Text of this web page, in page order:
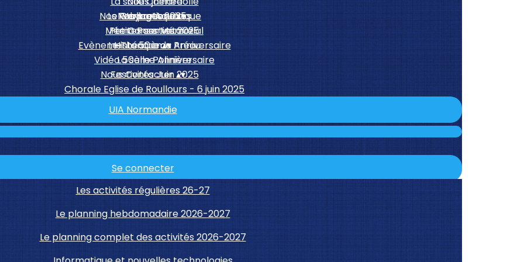
Le Centre Aquatique
Le Conservatoire
Le Théâtre du Préau
La salle Polinière
Nos partenaires
Mémo Pass Mémorial
Voyages 2025
Petites sorties 2025
Evènements 50ème Anniversaire
Vidéo 50ème Anniversaire
Festivités Juin 2025
Chorale Eglise de Roullours - 6 juin 2025
Nos Publications▴▾
Historique▴▾
Nous Contacter▴▾
UIA Normandie
Se connecter
Les activités régulières 26-27
Le planning hebdomadaire 2026-2027
Le planning complet des activités 2026-2027